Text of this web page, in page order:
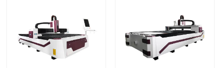
آلة القطع بليزر CO2
آلة قطع المعادن بالليزر